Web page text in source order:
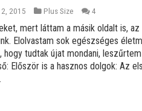
2015 Plus Size 4
mert láttam a másik oldalt is,
Elolvastam sok egészséges
hogy tudtak újat mondani,
Először is a hasznos dolgok: Az